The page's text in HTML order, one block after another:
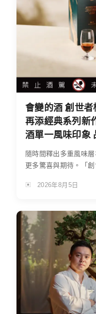
會變的酒 創世
再添經典系列新
酒單一風味印象
隨時間釋出多重風味
更多驚喜與期待。「
2026年8月5日